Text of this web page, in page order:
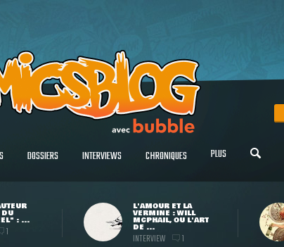
DOSSIERS INTERVIEWS CHRONIQUES PLUS
: ...
1
L'AMOUR ET LA
VERMINE : WILL
MCPHAIL, OU L'ART
DE ...
INTERVIEW 1